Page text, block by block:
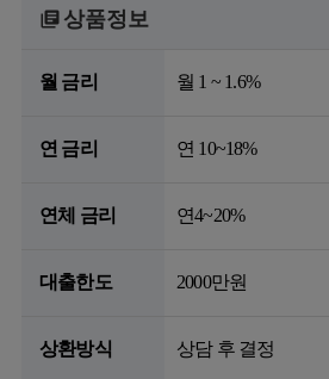
상품정보
월 금리 월 1 ~ 1.6%
연 금리 연 10~18%
연체 금리 연4~20%
대출한도 2000만원
상환방식 상담 후 결정